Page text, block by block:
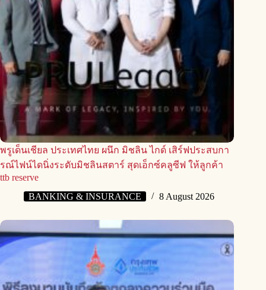
พรูเด็นเชียล ประเทศไทย ผนึก มิชลิน ไกด์ เสิร์ฟประสบกา
รณ์ไฟน์ไดนิ่งระดับมิชลินสตาร์ สุดเอ็กซ์คลูซีฟ ให้ลูกค้า
ttb reserve
BANKING & INSURANCE
8 August 2026